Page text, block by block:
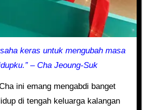
keras untuk mengubah masa
– Cha Jeoung-Suk
ini emang mengabdi banget
di tengah keluarga kalangan